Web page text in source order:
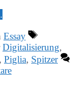
Essay
Digitalisierung,
, Piglia, Spitzer